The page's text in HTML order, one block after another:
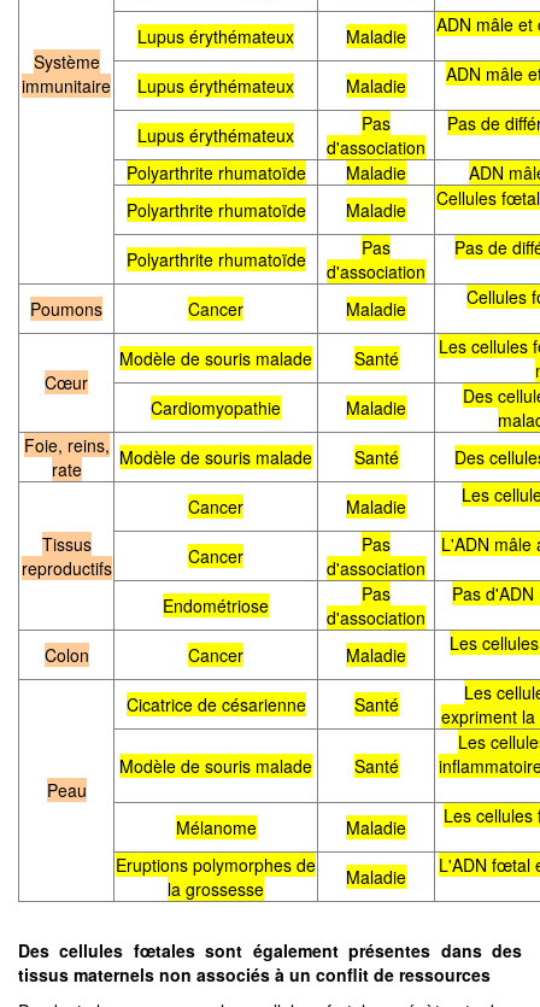
Système
immunitaire
Lupus érythémateux Maladie ADN mâle et
Lupus érythémateux Maladie ADN mâle
Lupus érythémateux
Pas
d'association
Pas de
Polyarthrite rhumatoïde Maladie
ADN
Polyarthrite rhumatoïde
Maladie Cellules
Polyarthrite rhumatoïde
Pas
d'association
Pas de
Poumons Cancer Maladie Cellules
Cœur
Modèle de souris malade Santé
Les cellules
Cardiomyopathie
Maladie
Des
Foie, reins,
rate
Modèle de souris malade Santé Des
Tissus
reproductifs
Cancer Maladie Les
Cancer
Pas
d'association
L'ADN mâle
Endométriose
Pas
d'association
Pas
Colon Cancer Maladie Les
Peau
Cicatrice de césarienne Santé
Les
expriment
Modèle de souris malade Santé
Les
Mélanome Maladie Les
Eruptions polymorphes de
la grossesse
Maladie L'ADN fœtal
Des cellules fœtalessont également présentes dans des
tissus maternels non associés à un conflit de ressources